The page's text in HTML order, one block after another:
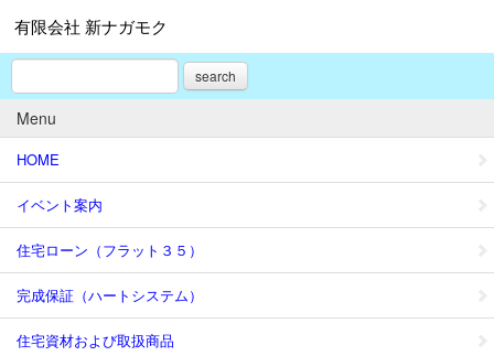
有限会社 新ナガモク
search
Menu
HOME
イベント案内
住宅ローン（フラット３５）
完成保証（ハートシステム）
住宅資材および取扱商品